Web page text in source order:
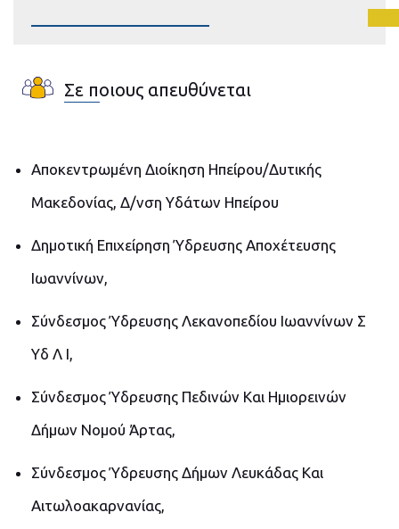
Σε ποιους απευθύνεται
Αποκεντρωμένη Διοίκηση Ηπείρου/Δυτικής
Μακεδονίας, Δ/νση Υδάτων Ηπείρου
Δημοτική Επιχείρηση Ύδρευσης Αποχέτευσης
Ιωαννίνων,
Σύνδεσμος Ύδρευσης Λεκανοπεδίου Ιωαννίνων Σ
Υδ Λ Ι,
Σύνδεσμος Ύδρευσης Πεδινών Και Ημιορεινών
Δήμων Νομού Άρτας,
Σύνδεσμος Ύδρευσης Δήμων Λευκάδας Και
Αιτωλοακαρνανίας,